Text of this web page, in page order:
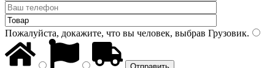
Пожалуйста, докажите, что вы человек, выбрав Грузовик.